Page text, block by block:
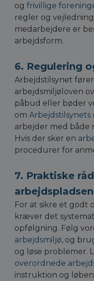
og frivillige
regler og
medarbejdere er
arbejdsform.
6. Regulering
Arbejdstilsynet
arbejdsmiljøloven
påbud eller bøder
om Arbejdstilsynets
arbejder med både
Hvis der sker en
procedurer for
7. Praktiske
arbejdspladsen
For at sikre et godt
kræver det
opfølgning. Følg
arbejdsmiljø, og
og løse problemer.
overordnede
instruktion og